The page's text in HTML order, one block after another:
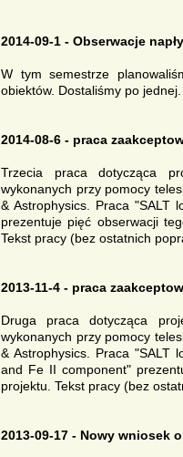
2014-09-1 - Obserwacje
W tym semestrze
obiektów. Dostaliśmy po
2014-08-6 - praca
Trzecia praca dotycząca
wykonanych przy pomocy
& Astrophysics. Praca "SALT
prezentuje pięć obserwacji
Tekst pracy (bez ostatnich
2013-11-4 - praca
Druga praca dotycząca
wykonanych przy pomocy
& Astrophysics. Praca "SALT
and Fe II component"
projektu. Tekst pracy (bez
2013-09-17 - Nowy wniosek